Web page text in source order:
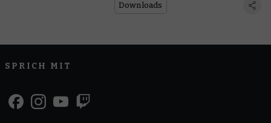
Downloads
SPRICH MIT